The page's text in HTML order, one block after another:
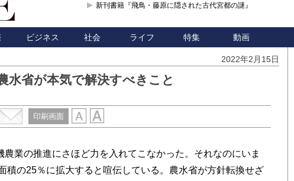
新刊書籍『飛鳥・藤原に隠された古代宮都の謎』
ビジネス 社会 ライフ 特集 動画
2022年2月15日
水省が本気で解決すべきこと
印刷画面
業の推進にさほど力を入れてこなかった。それなのにいま
積の25％に拡大すると喧伝している。農水省が方針転換せざ